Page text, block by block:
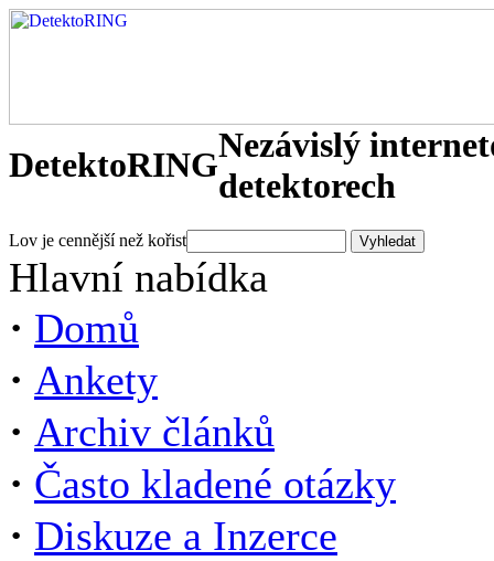
DetektoRINGNezávislý
detektorech
Lov je cennější než kořist
Hlavní nabídka
· Domů
· Ankety
· Archiv článků
· Často kladené otázky
· Diskuze a Inzerce